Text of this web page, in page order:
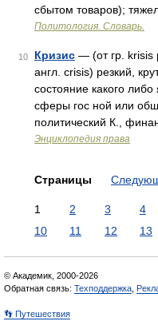
сбытом товаров);
Политология. Словарь.
10 Кризис — (от гр. krisis
англ. crisis) резкий,
состояние какого либо
сферы гос ной или
политический К.,
Энциклопедия права
Страницы
1 2 3 4
10
11 12 13
© Академик, 2000-2026
Обратная связь: Техподдержка
👣 Путешествия